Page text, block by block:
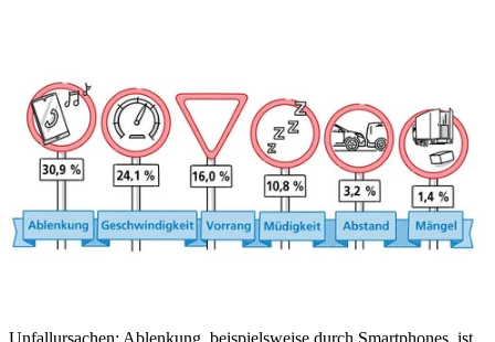
Unfallursachen: Ablenkung, beispielsweise durch Smartphones, ist